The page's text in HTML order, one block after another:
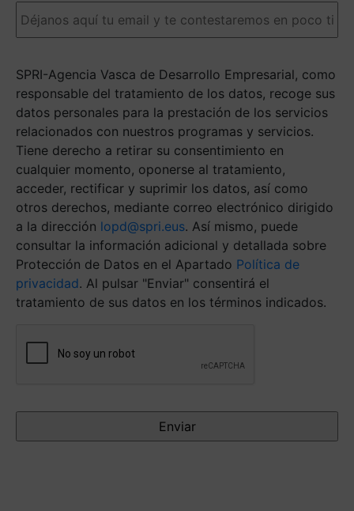
darte
una
ágil.
(Obligatorio)
SPRI-Agencia Vasca de Desarrollo Empresarial, como
responsable del tratamiento de los datos, recoge sus
datos personales para la prestación de los servicios
relacionados con nuestros programas y servicios.
Tiene derecho a retirar su consentimiento en
cualquier momento, oponerse al tratamiento,
acceder, rectificar y suprimir los datos, así como
otros derechos, mediante correo electrónico dirigido
a la dirección lopd@spri.eus. Así mismo, puede
consultar la información adicional y detallada sobre
Protección de Datos en el Apartado Política de
privacidad. Al pulsar "Enviar" consentirá el
tratamiento de sus datos en los términos indicados.